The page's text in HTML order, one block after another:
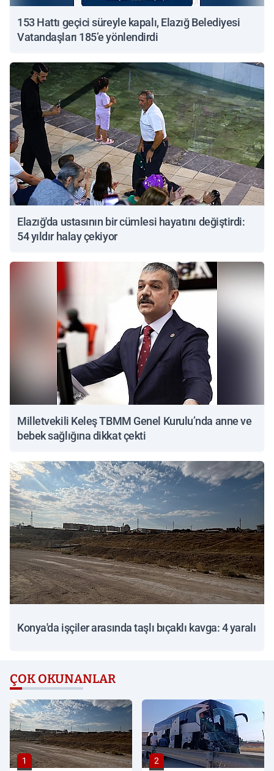
153 Hattı geçici süreyle kapalı, Elazığ Belediyesi
Vatandaşları 185’e yönlendirdi
Elazığ'da ustasının bir cümlesi hayatını değiştirdi:
54 yıldır halay çekiyor
Milletvekili Keleş TBMM Genel Kurulu’nda anne ve
bebek sağlığına dikkat çekti
Konya'da işçiler arasında taşlı bıçaklı kavga: 4 yaralı
ÇOK OKUNANLAR
1 2